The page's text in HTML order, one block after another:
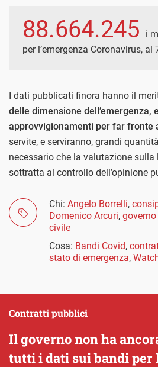
88.664.245
i
per l’emergenza Coronavirus, al
I dati pubblicati finora hanno il
delle dimensione dell’emergenza,
approvvigionamenti per far fronte
servite, e serviranno, grandi
necessario che la valutazione
sottratta al controllo dell’opinione
Chi: Angelo Borrelli,
Domenico Arcuri, governo
civile
Cosa: Bandi Covid,
stato di emergenza,
Il governo non ha
tutti i dati sui bandi per
Contratti pubblici